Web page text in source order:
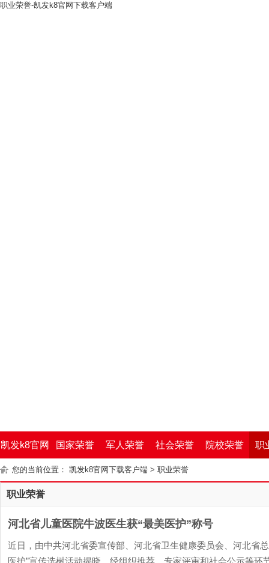
职业荣誉-凯发k8官网下载客户端
凯发k8官网
下载客户端
国家荣誉 军人荣誉 社会荣誉 院校荣誉 职
您的当前位置： 凯发k8官网下载客户端 > 职业荣誉
职业荣誉
河北省儿童医院牛波医生获“最美医护”称号
近日，由中共河北省委宣传部、河北省卫生健康委员会、河北省
医护”宣传选树活动揭晓。经组织推荐、专家评审和社会公示等环